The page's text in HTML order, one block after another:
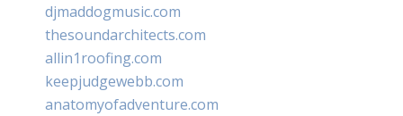
djmaddogmusic.com
thesoundarchitects.com
allin1roofing.com
keepjudgewebb.com
anatomyofadventure.com